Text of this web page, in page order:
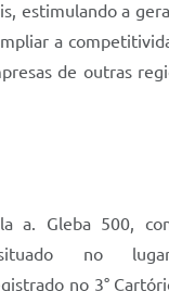
estimulando a
a
de outras
a. Gleba 500,
situado no
no 3°